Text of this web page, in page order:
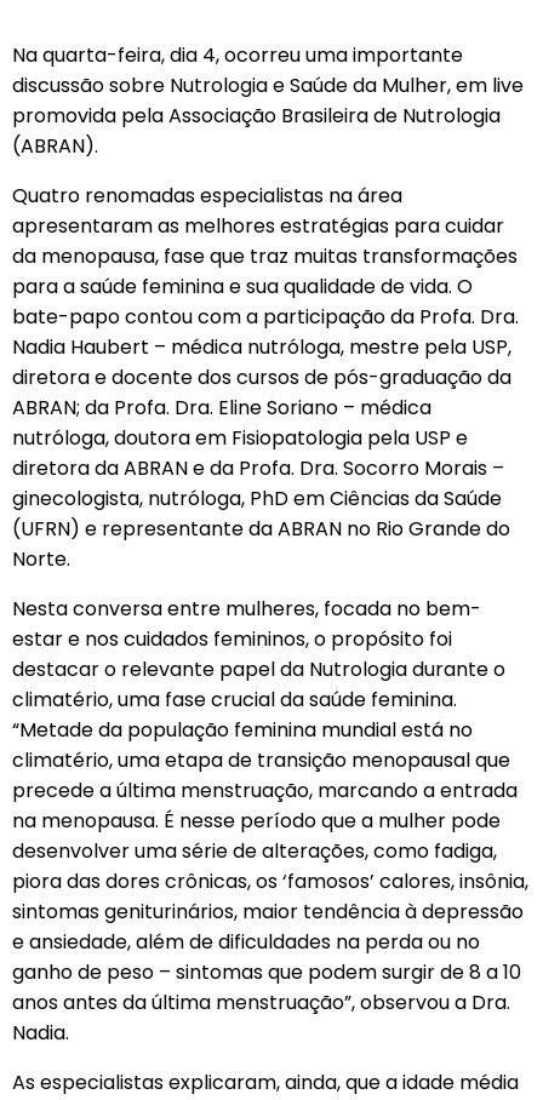
Na quarta-feira, dia 4, ocorreu uma importante
discussão sobre Nutrologia e Saúde da Mulher, em live
promovida pela Associação Brasileira de Nutrologia
(ABRAN).
Quatro renomadas especialistas na área
apresentaram as melhores estratégias para cuidar
da menopausa, fase que traz muitas transformações
para a saúde feminina e sua qualidade de vida. O
bate-papo contou com a participação da Profa. Dra.
Nadia Haubert – médica nutróloga, mestre pela USP,
diretora e docente dos cursos de pós-graduação da
ABRAN; da Profa. Dra. Eline Soriano – médica
nutróloga, doutora em Fisiopatologia pela USP e
diretora da ABRAN e da Profa. Dra. Socorro Morais –
ginecologista, nutróloga, PhD em Ciências da Saúde
(UFRN) e representante da ABRAN no Rio Grande do
Norte.
Nesta conversa entre mulheres, focada no bem-
estar e nos cuidados femininos, o propósito foi
destacar o relevante papel da Nutrologia durante o
climatério, uma fase crucial da saúde feminina.
“Metade da população feminina mundial está no
climatério, uma etapa de transição menopausal que
precede a última menstruação, marcando a entrada
na menopausa. É nesse período que a mulher pode
desenvolver uma série de alterações, como fadiga,
piora das dores crônicas, os ‘famosos’ calores, insônia,
sintomas geniturinários, maior tendência à depressão
e ansiedade, além de dificuldades na perda ou no
ganho de peso – sintomas que podem surgir de 8 a 10
anos antes da última menstruação”, observou a Dra.
Nadia.
As especialistas explicaram, ainda, que a idade média